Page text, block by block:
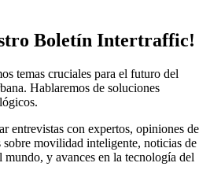
Boletín Intertraffic!
temas cruciales para el futuro del
Hablaremos de soluciones
entrevistas con expertos, opiniones de
sobre movilidad inteligente, noticias de
y avances en la tecnología del